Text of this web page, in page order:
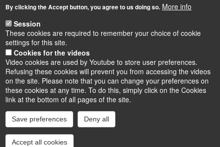
IUT de l'Indre (BUT MLT, BUT TC)
6 rue Georges Brassens
36100 ISSOUDUN (France)
Téléphone02 54 03 59 03
InstagramLinkedInYoutubeTikTok
Accessibilité : partiellement conforme
Cookies
By clicking the Accept button, you agree to us doing so. More info
Session
These cookies are required to remember your choice of cookie
settings for this site.
Cookies for the videos
Video cookies are used by Youtube to store user preferences.
Refusing these cookies will prevent you from accessing the videos
on the site. Please note that you can change your preferences on
these cookies at any time. To do this, simply click on the Cookies
link at the bottom of all pages of the site.
Save preferences Deny all
Accept all cookies